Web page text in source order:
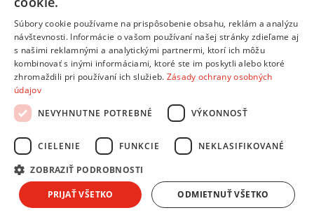
Bosch MSM 66150
Na objednávku
39,90 €
Bosch MSM 67160
Na objednávku
Bosch MFQ 36460
Skladom 1 kus
49,90 €
Súbory cookie používame na prispôsobenie obsahu, reklám a analýzu
návštevnosti. Informácie o vašom používaní našej stránky zdieľame aj
s našimi reklamnými a analytickými partnermi, ktorí ich môžu
kombinovať s inými informáciami, ktoré ste im poskytli alebo ktoré
zhromaždili pri používaní ich služieb. Zásady ochrany osobných
údajov
NEVYHNUTNE POTREBNÉ
VÝKONNOSŤ
CIELENIE FUNKCIE NEKLASIFIKOVANÉ
ZOBRAZIŤ PODROBNOSTI
PRIJAŤ VŠETKO ODMIETNUŤ VŠETKO